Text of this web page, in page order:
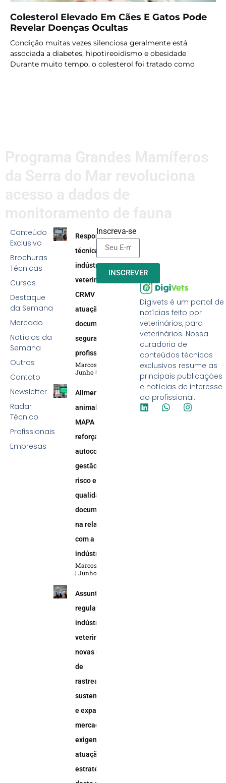
Colesterol Elevado Em Cães E Gatos Pode
Revelar Doenças Ocultas
Condição muitas vezes silenciosa geralmente está
associada a diabetes, hipotireoidismo e obesidade
Durante muito tempo, o colesterol foi tratado como
Digivets é um portal de
notícias feito por
veterinários, para
veterinários. Nossa
curadoria de
conteúdos técnicos
exclusivos resume as
principais publicações
e notícias de interesse
do profissional.
Conteúdo
Exclusivo
Brochuras
Técnicas
Cursos
Destaque
da Semana
Mercado
Notícias da
Semana
Outros
Contato
Newsletter
Radar
Técnico
Profissionais
Empresas
Responsabilidade
técnica na
indústria
veterinária:
CRMV reforça
atuação efetiva,
documentação e
segurança
profissional
Marcos Soares
Junho 5, 2026
Alimentação
animal:
MAPA
reforça
autocontrole,
gestão de
risco e
qualidade
documental
na relação
com a
indústria
Marcos Soares
Junho 5, 2026
Assuntos
regulatórios na
indústria
veterinária:
novas demandas
de
rastreabilidade,
sustentabilidade
e expansão do
mercado animal
exigem uma
atuação
estratégica
Inscreva-se
INSCREVER